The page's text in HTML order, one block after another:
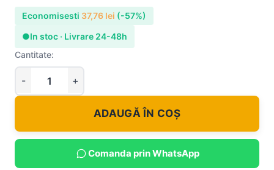
Economisesti 37,76 lei (-57%)
●In stoc · Livrare 24-48h
Cantitate:
ADAUGĂ ÎN COȘ
Comanda prin WhatsApp